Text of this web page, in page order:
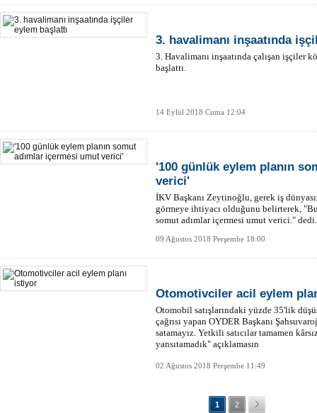
3. havalimanı inşaatında
3. Havalimanı inşaatında çalışan işçiler
başlattı.
14 Eylül 2018 Cuma 12:04
'100 günlük eylem planın
verici'
İKV Başkanı Zeytinoğlu, gerek iş
görmeye ihtiyacı olduğunu belirterek,
somut adımlar içermesi umut verici." dedi.
09 Ağustos 2018 Perşembe 18:00
Otomotivciler acil eylem
Otomobil satışlarındaki yüzde 35'lik
çağrısı yapan OYDER Başkanı
satamayız. Yetkili satıcılar tamamen
yansıtamadık" açıklamasın
02 Ağustos 2018 Perşembe 11:49
1 2